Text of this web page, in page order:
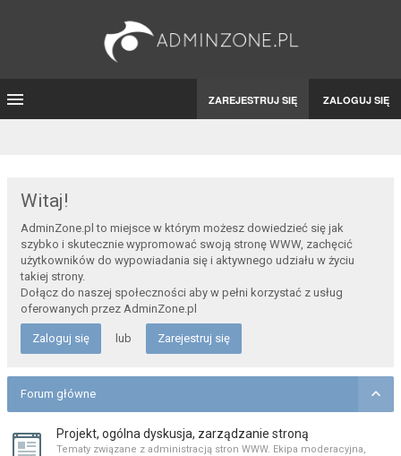
ZAREJESTRUJ SIĘ ZALOGUJ SIĘ
Witaj!
AdminZone.pl to miejsce w którym możesz dowiedzieć się jak
szybko i skutecznie wypromować swoją stronę WWW, zachęcić
użytkowników do wypowiadania się i aktywnego udziału w życiu
takiej strony.
Dołącz do naszej społeczności aby w pełni korzystać z usług
oferowanych przez AdminZone.pl
Zaloguj się lub Zarejestruj się
Forum główne
Projekt, ogólna dyskusja, zarządzanie stroną
Tematy związane z administracją stron WWW. Ekipa moderacyjna,